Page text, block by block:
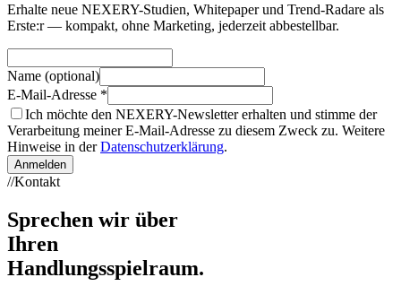
Erhalte neue NEXERY-Studien, Whitepaper und Trend-Radare als
Erste:r — kompakt, ohne Marketing, jederzeit abbestellbar.
Name (optional)
E-Mail-Adresse *
Ich möchte den NEXERY-Newsletter erhalten und stimme der
Verarbeitung meiner E-Mail-Adresse zu diesem Zweck zu. Weitere
Hinweise in der Datenschutzerklärung.
Anmelden
//Kontakt
Sprechen wir über
Ihren
Handlungsspielraum.